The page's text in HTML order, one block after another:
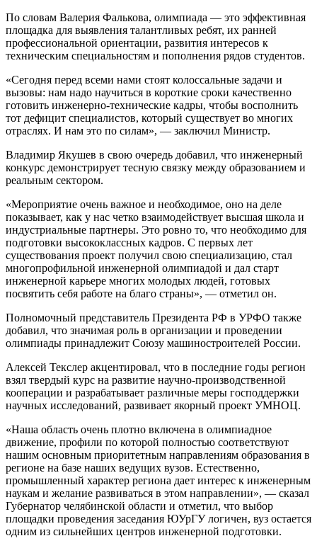
По словам Валерия Фалькова, олимпиада — это эффективная
площадка для выявления талантливых ребят, их ранней
профессиональной ориентации, развития интересов к
техническим специальностям и пополнения рядов студентов.
«Сегодня перед всеми нами стоят колоссальные задачи и
вызовы: нам надо научиться в короткие сроки качественно
готовить инженерно-технические кадры, чтобы восполнить
тот дефицит специалистов, который существует во многих
отраслях. И нам это по силам», — заключил Министр.
Владимир Якушев в свою очередь добавил, что инженерный
конкурс демонстрирует тесную связку между образованием и
реальным сектором.
«Мероприятие очень важное и необходимое, оно на деле
показывает, как у нас четко взаимодействует высшая школа и
индустриальные партнеры. Это ровно то, что необходимо для
подготовки высококлассных кадров. С первых лет
существования проект получил свою специализацию, стал
многопрофильной инженерной олимпиадой и дал старт
инженерной карьере многих молодых людей, готовых
посвятить себя работе на благо страны», — отметил он.
Полномочный представитель Президента РФ в УРФО также
добавил, что значимая роль в организации и проведении
олимпиады принадлежит Союзу машиностроителей России.
Алексей Текслер акцентировал, что в последние годы регион
взял твердый курс на развитие научно-производственной
кооперации и разрабатывает различные меры господдержки
научных исследований, развивает якорный проект УМНОЦ.
«Наша область очень плотно включена в олимпиадное
движение, профили по которой полностью соответствуют
нашим основным приоритетным направлениям образования в
регионе на базе наших ведущих вузов. Естественно,
промышленный характер региона дает интерес к инженерным
наукам и желание развиваться в этом направлении», — сказал
Губернатор челябинской области и отметил, что выбор
площадки проведения заседания ЮУрГУ логичен, вуз остается
одним из сильнейших центров инженерной подготовки.